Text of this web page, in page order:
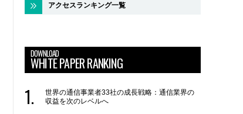
アクセスランキング一覧
DOWNLOAD
WHITE PAPER RANKING
世界の通信事業者33社の成長戦略：通信業界の
収益を次のレベルへ